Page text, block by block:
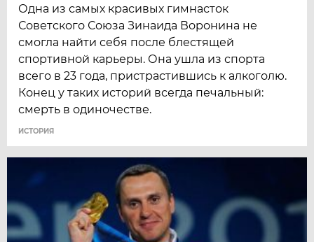
Одна из самых красивых гимнасток
Советского Союза Зинаида Воронина не
смогла найти себя после блестящей
спортивной карьеры. Она ушла из спорта
всего в 23 года, пристрастившись к алкоголю.
Конец у таких историй всегда печальный:
смерть в одиночестве.
ИСТОРИЯ